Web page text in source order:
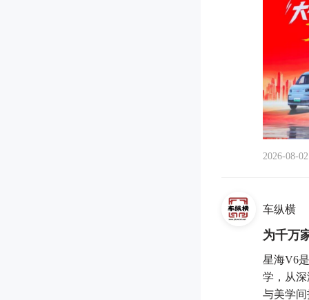
2026-08-02
车纵横
为千万
星海V6
学，从
与美学